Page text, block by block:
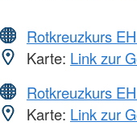
Rotkreuzkurs
Karte: Link zur
Rotkreuzkurs
Karte: Link zur